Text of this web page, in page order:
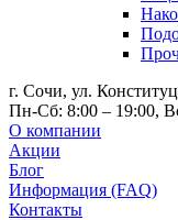
г. Сочи, ул.
Пн-Сб: 8:00 – 19:00,
О компании
Акции
Блог
Информация (FAQ)
Контакты